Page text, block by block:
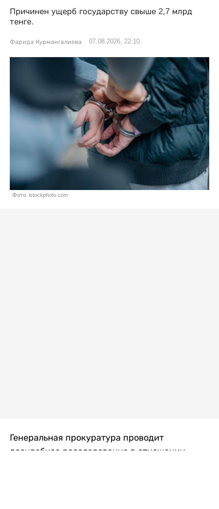
Причинен ущерб государству свыше 2,7 млрд
тенге.
Фарида Курмангалиева 07.08.2026, 22:10
Фото: istockphoto.com
Генеральная прокуратура проводит
досудебное расследование в отношении